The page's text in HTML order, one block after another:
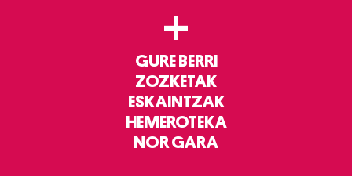
+
GURE BERRI
ZOZKETAK
ESKAINTZAK
HEMEROTEKA
NOR GARA